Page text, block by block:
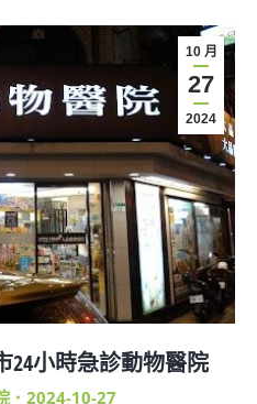
10 月
27
2024
24小時急診動物醫院
2024-10-27